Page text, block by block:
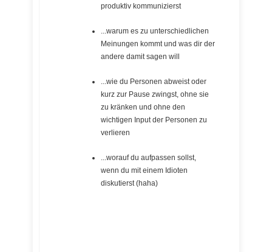
produktiv kommunizierst
...warum es zu unterschiedlichen
Meinungen kommt und was dir der
andere damit sagen will
...wie du Personen abweist oder
kurz zur Pause zwingst, ohne sie
zu kränken und ohne den
wichtigen Input der Personen zu
verlieren
...worauf du aufpassen sollst,
wenn du mit einem Idioten
diskutierst (haha)